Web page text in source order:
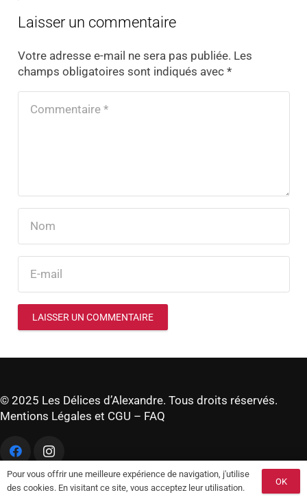
Laisser un commentaire
Votre adresse e-mail ne sera pas publiée. Les
champs obligatoires sont indiqués avec *
LAISSER UN COMMENTAIRE
© 2025 Les Délices d’Alexandre. Tous droits réservés.
Mentions Légales et CGU – FAQ
Pour vous offrir une meilleure expérience de navigation, j'utilise
des cookies. En visitant ce site, vous acceptez leur utilisation.
OK